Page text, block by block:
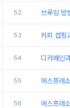
52 브루잉 방
53 커피 컵핑
54 디카페인
55 에스프레
56 에스프레